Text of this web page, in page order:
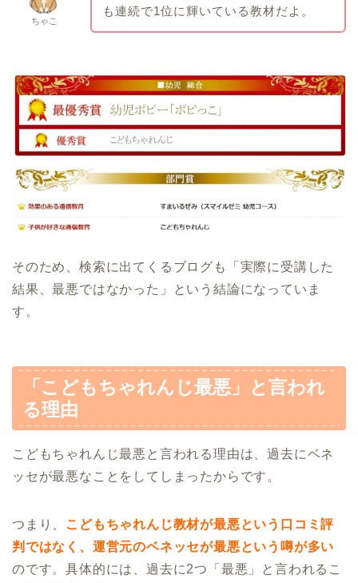
ちゃこ
も連続で1位に輝いている教材だよ。
そのため、検索に出てくるブログも「実際に受講した
結果、最悪ではなかった」という結論になっていま
す。
「こどもちゃれんじ最悪」と言われ
る理由
こどもちゃれんじ最悪と言われる理由は、過去にベネ
ッセが最悪なことをしてしまったからです。
つまり、 こどもちゃれんじ教材が最悪という口コミ評
判ではなく、運営元のベネッセが最悪という噂が多い
のです。具体的には、過去に2つ「最悪」と言われるこ